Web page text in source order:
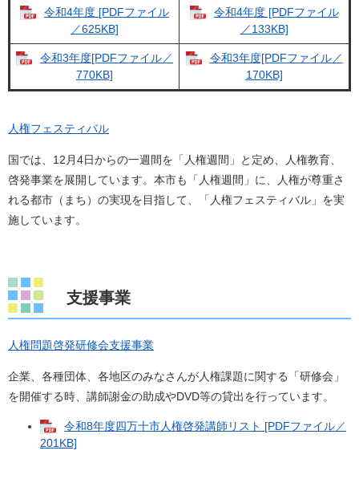
令和4年度 [PDFファイル
／625KB]
令和4年度 [PDFファイル
／133KB]
令和3年度[PDFファイル／
770KB]
令和3年度[PDFファイル／
170KB]
人権フェスティバル
国では、12月4日からの一週間を「人権週間」と定め、人権教育、
啓発事業を展開しています。本市も「人権週間」に、人権が尊重さ
れる都市（まち）の実現を目指して、「人権フェスティバル」を実
施しています。
支援事業
人権問題啓発研修会支援事業
企業、各種団体、各地区のみなさんが人権課題に関する「研修会」
を開催する時、講師謝金の助成やDVD等の貸出を行っています。
令和8年度四万十市人権啓発講師リスト [PDFファイル／
201KB]